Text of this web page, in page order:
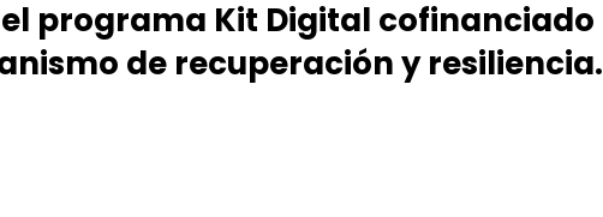
programa Kit Digital cofinanciado
de recuperación y resiliencia.